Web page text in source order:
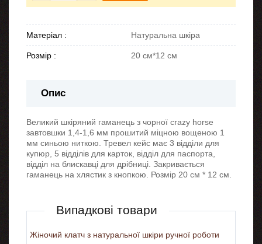
Матеріал : Натуральна шкіра
Розмір : 20 см*12 см
Опис
Великий шкіряний гаманець з чорної crazy horse
завтовшки 1,4-1,6 мм прошитий міцною вощеною 1
мм синьою ниткою. Тревел кейс має 3 відділи для
купюр, 5 відділів для карток, відділ для паспорта,
відділ на блискавці для дрібниці. Закривається
гаманець на хлястик з кнопкою. Розмір 20 см * 12 см.
Випадкові товари
Жіночий клатч з натуральної шкіри ручної роботи